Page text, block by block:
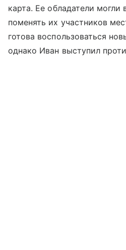
карта. Ее обладатели могли
поменять их участников
готова воспользоваться
однако Иван выступил